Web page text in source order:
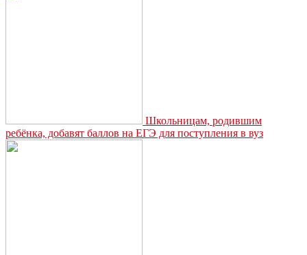
Школьницам, родившим
ребёнка, добавят баллов на ЕГЭ для поступления в вуз